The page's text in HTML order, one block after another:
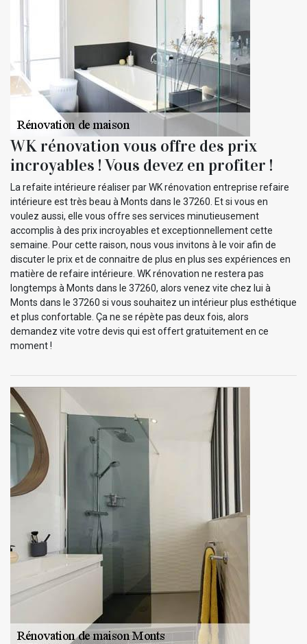
WK rénovation vous offre des prix
incroyables ! Vous devez en profiter !
La refaite intérieure réaliser par WK rénovation entreprise refaire
intérieure est très beau à Monts dans le 37260. Et si vous en
voulez aussi, elle vous offre ses services minutieusement
accomplis à des prix incroyables et exceptionnellement cette
semaine. Pour cette raison, nous vous invitons à le voir afin de
discuter le prix et de connaitre de plus en plus ses expériences en
matière de refaire intérieure. WK rénovation ne restera pas
longtemps à Monts dans le 37260, alors venez vite chez lui à
Monts dans le 37260 si vous souhaitez un intérieur plus esthétique
et plus confortable. Ça ne se répète pas deux fois, alors
demandez vite votre devis qui est offert gratuitement en ce
moment !